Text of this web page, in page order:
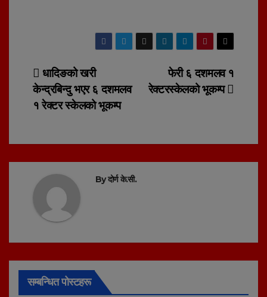
Post
navigation
फेरी ६ दशमलव १
रेक्टरस्केलको भूकम्प
धादिङको खरी
केन्द्रबिन्दु भएर ६ दशमलव
१ रेक्टर स्केलको भूकम्प
Byदोर्ण के.सी.
सम्बन्धित पोस्टहरू